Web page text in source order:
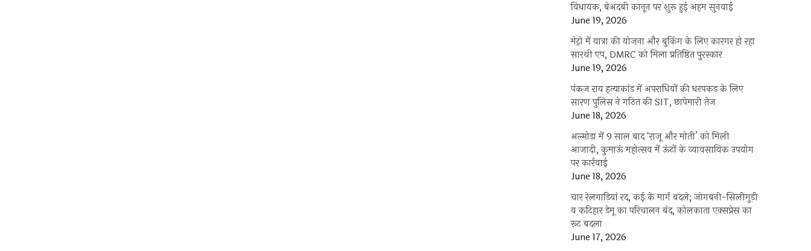
विधायक, बेअदबी कानून पर शुरू हुई अहम सुनवाई
June 19, 2026
मेट्रो में यात्रा की योजना और बुकिंग के लिए कारगर हो रहा
सारथी एप, DMRC को मिला प्रतिष्ठित पुरस्कार
June 19, 2026
पंकज राय हत्याकांड में अपराधियों की धरपकड़ के लिए
सारण पुलिस ने गठित की SIT, छापेमारी तेज
June 18, 2026
अल्मोड़ा में 9 साल बाद ‘राजू और मोती’ को मिली
आजादी, कुमाऊं महोत्सव में ऊंटों के व्यावसायिक उपयोग
पर कार्रवाई
June 18, 2026
चार रेलगाड़ियां रद, कई के मार्ग बदले; जोगबनी-सिलीगुड़ी
व कटिहार डेमू का परिचालन बंद, कोलकाता एक्सप्रेस का
रूट बदला
June 17, 2026